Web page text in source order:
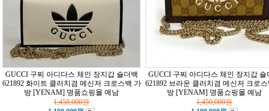
GUCCI 구찌 아디다스 체인 장지갑 숄더백
621892 화이트 클러치겸 메신저 크로스백 가
방 [YENAM] 명품쇼핑몰 예남
1,450,000원
GUCCI 구찌 아디다스 체인 장지갑 숄
621892 브라운 클러치겸 메신저 크로
방 [YENAM] 명품쇼핑몰 예남
1,450,000원